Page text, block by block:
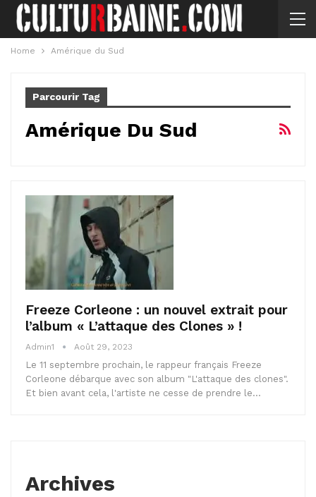
Home Amérique du Sud
Parcourir Tag
Amérique Du Sud
Freeze Corleone : un nouvel extrait pour
l’album « L’attaque des Clones » !
Admin1 Août 29, 2023
Le 11 septembre prochain, le rappeur français Freeze
Corleone débarque avec son album "L'attaque des clones".
Et bien avant cela, l'artiste ne cesse de prendre le…
Archives